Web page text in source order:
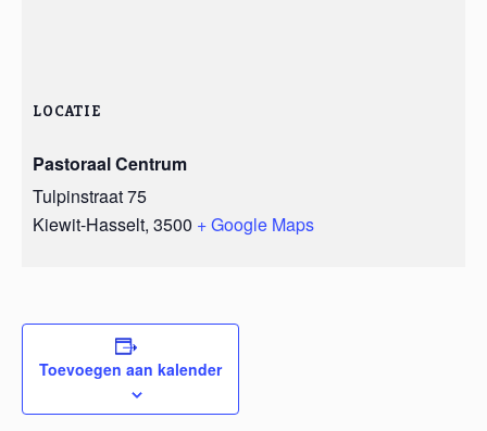
LOCATIE
Pastoraal Centrum
Tulpinstraat 75
Kiewit-Hasselt, 3500 + Google Maps
Toevoegen aan kalender